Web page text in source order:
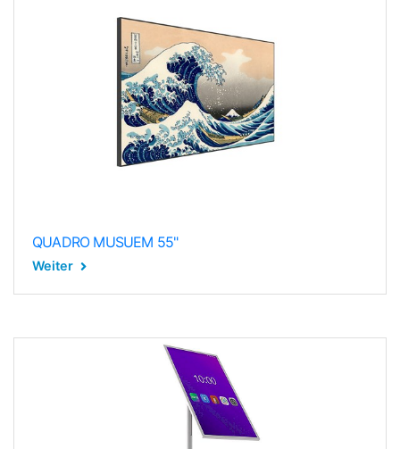
QUADRO MUSUEM 55"
Weiter